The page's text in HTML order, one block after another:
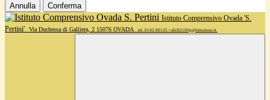
Annulla Conferma
Istituto Comprensivo Ovada 'S.
Pertini'
Via Duchessa di Galliera, 2 15076 OVADA tel. 0143 80135 • alic82100g@istruzione.it